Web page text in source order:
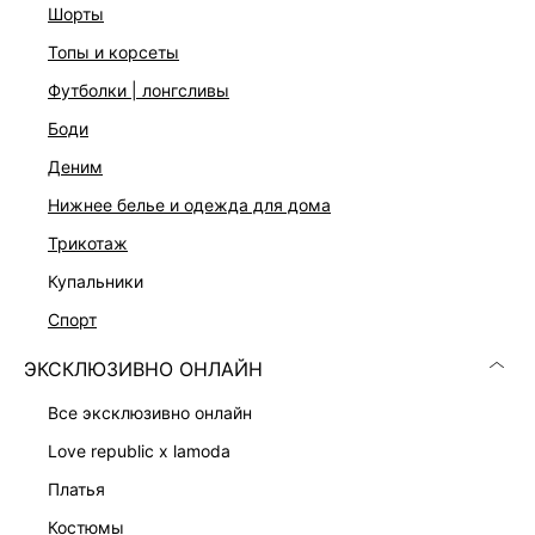
шорты
топы и корсеты
футболки | лонгсливы
боди
деним
нижнее белье и одежда для дома
трикотаж
купальники
спорт
ЭКСКЛЮЗИВНО ОНЛАЙН
все эксклюзивно онлайн
love republic x lamoda
платья
костюмы
в AppStore
КАТАЛОГ
КОМПАНИЯ
КЛИЕНТАМ
ЛИЧНЫЙ КАБИНЕТ